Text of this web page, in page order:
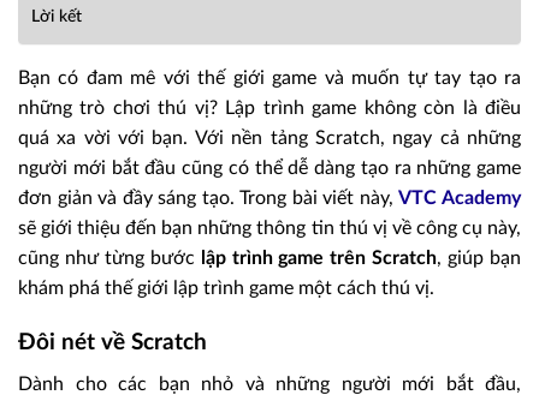
Lời kết
Bạn có đam mê với thế giới game và muốn tự tay tạo ra
những trò chơi thú vị? Lập trình game không còn là điều
quá xa vời với bạn. Với nền tảng Scratch, ngay cả những
người mới bắt đầu cũng có thể dễ dàng tạo ra những game
đơn giản và đầy sáng tạo. Trong bài viết này,VTC Academy
sẽ giới thiệu đến bạn những thông tin thú vị về công cụ này,
cũng như từng bước
lập trình game trên Scratch, giúp bạn
khám phá thế giới lập trình game một cách thú vị.
Đôi nét về Scratch
Dành cho các bạn nhỏ và những người mới bắt đầu,